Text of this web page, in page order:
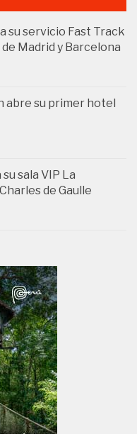
su servicio Fast Track
Madrid y Barcelona
abre su primer hotel
sala VIP La
de Gaulle